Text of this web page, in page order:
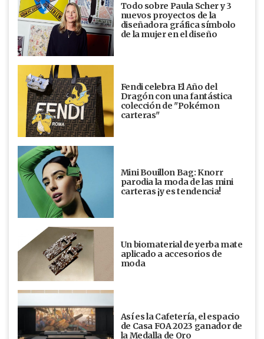
Todo sobre Paula Scher y 3
nuevos proyectos de la
diseñadora gráfica símbolo
de la mujer en el diseño
Fendi celebra El Año del
Dragón con una fantástica
colección de "Pokémon
carteras"
Mini Bouillon Bag: Knorr
parodia la moda de las mini
carteras ¡y es tendencia!
Un biomaterial de yerba mate
aplicado a accesorios de
moda
Así es la Cafetería, el espacio
de Casa FOA 2023 ganador de
la Medalla de Oro